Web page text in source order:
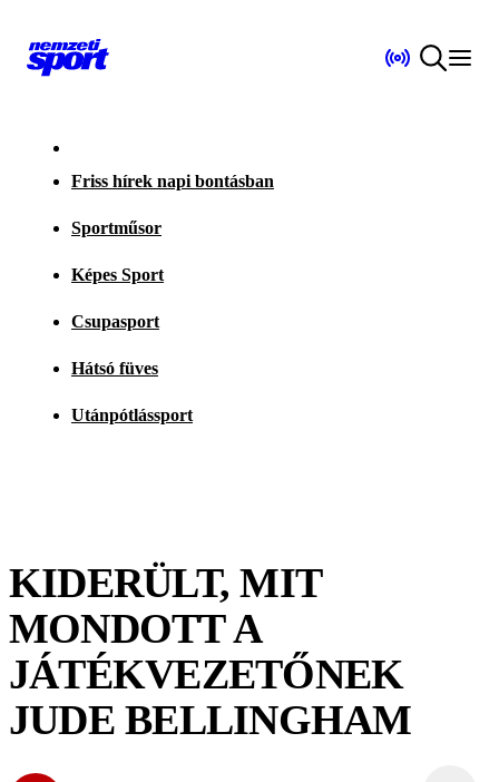
Friss hírek napi bontásban
Sportműsor
Képes Sport
Csupasport
Hátsó füves
Utánpótlássport
KIDERÜLT, MIT
MONDOTT A
JÁTÉKVEZETŐNEK
JUDE BELLINGHAM